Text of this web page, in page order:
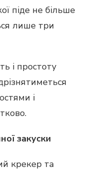
піде не більше
лише три
і простоту
і
закуски
крекер та